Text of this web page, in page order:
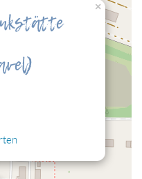
"Personalisierung"
Lagekarte sehen
×